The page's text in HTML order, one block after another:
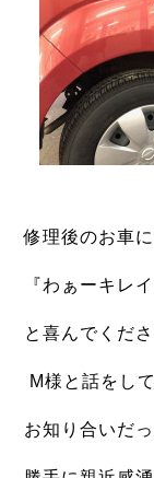
修理後のお車
『わぁーキレ
と喜んでくだ
M様と話をし
お知り合いだ